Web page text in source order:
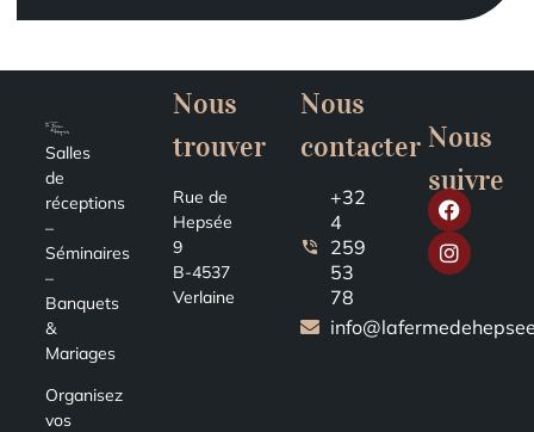
Salles
de
réceptions
–
Séminaires
–
Banquets
&
Mariages
Organisez
vos
Nous
trouver
Rue de
Hepsée
9
B-4537
Verlaine
Nous
contacter
+32
4
259
53
78
Nous
suivre